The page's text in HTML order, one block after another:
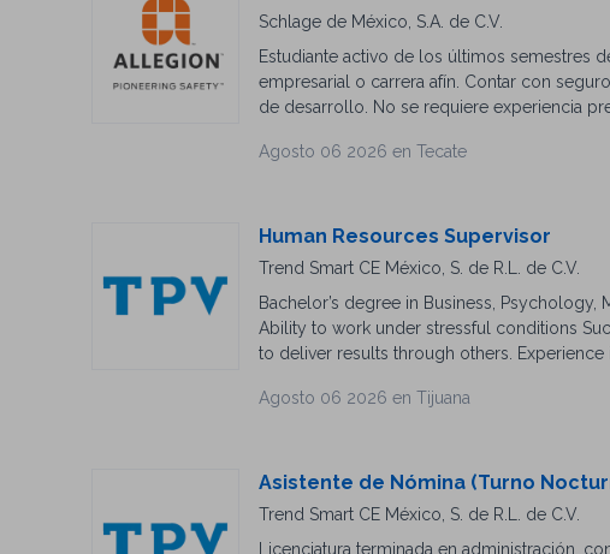
Schlage de México, S.A. de C.V.
Estudiante activo de los últimos semestres
empresarial o carrera afín. Contar con
de desarrollo. No se requiere experiencia
Agosto 06 2026 en Tecate
Human Resources Supervisor
Trend Smart CE México, S. de R.L. de C.V.
Bachelor’s degree in Business, Psychology,
Ability to work under stressful conditions
to deliver results through others.
business management and presentation
Agosto 06 2026 en Tijuana
Asistente de Nómina (Turno
Trend Smart CE México, S. de R.L. de C.V.
Licenciatura terminada en administración,